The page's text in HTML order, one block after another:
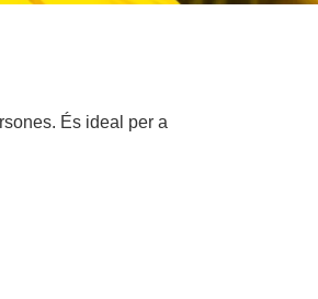
És ideal per a